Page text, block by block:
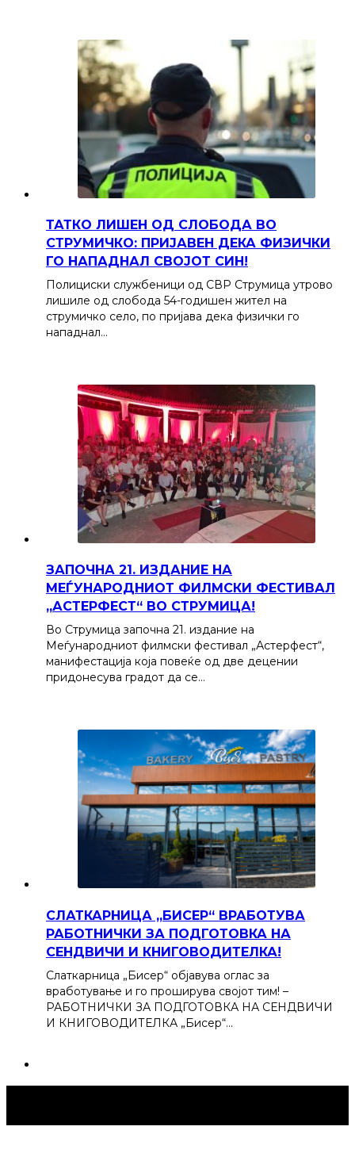
ТАТКО ЛИШЕН ОД СЛОБОДА ВО
СТРУМИЧКО: ПРИЈАВЕН ДЕКА ФИЗИЧКИ
ГО НАПАДНАЛ СВОЈОТ СИН!
Полициски службеници од СВР Струмица утрово
лишиле од слобода 54-годишен жител на
струмичко село, по пријава дека физички го
нападнал…
ЗАПОЧНА 21. ИЗДАНИЕ НА
МЕЃУНАРОДНИОТ ФИЛМСКИ ФЕСТИВАЛ
„АСТЕРФЕСТ“ ВО СТРУМИЦА!
Во Струмица започна 21. издание на
Меѓународниот филмски фестивал „Астерфест“,
манифестација која повеќе од две децении
придонесува градот да се…
СЛАТКАРНИЦА „БИСЕР“ ВРАБОТУВА
РАБОТНИЧКИ ЗА ПОДГОТОВКА НА
СЕНДВИЧИ И КНИГОВОДИТЕЛКА!
Слаткарница „Бисер“ објавува оглас за
вработување и го проширува својот тим! –
РАБОТНИЧКИ ЗА ПОДГОТОВКА НА СЕНДВИЧИ
И КНИГОВОДИТЕЛКА „Бисер“…